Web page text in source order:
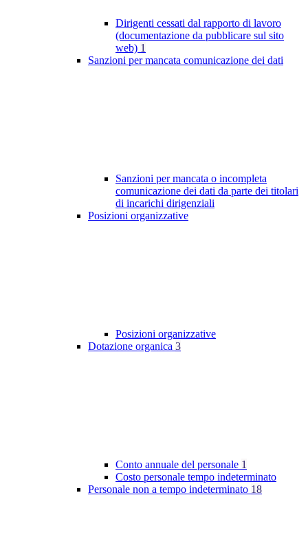
Dirigenti cessati dal rapporto di lavoro
(documentazione da pubblicare sul sito
web) 1
Sanzioni per mancata comunicazione dei dati
Sanzioni per mancata o incompleta
comunicazione dei dati da parte dei titolari
di incarichi dirigenziali
Posizioni organizzative
Posizioni organizzative
Dotazione organica 3
Conto annuale del personale 1
Costo personale tempo indeterminato
Personale non a tempo indeterminato 18